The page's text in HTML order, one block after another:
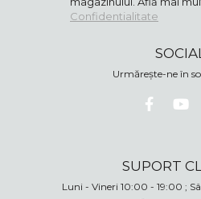
Confidentialitate
SOCIAL
Urmărește-ne în
SUPORT
Luni - Vineri 10:00 - 19:00 ;